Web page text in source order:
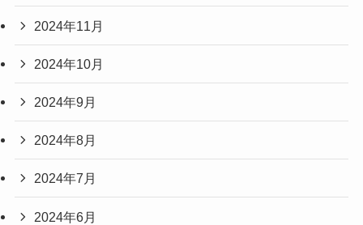
2024年11月
2024年10月
2024年9月
2024年8月
2024年7月
2024年6月